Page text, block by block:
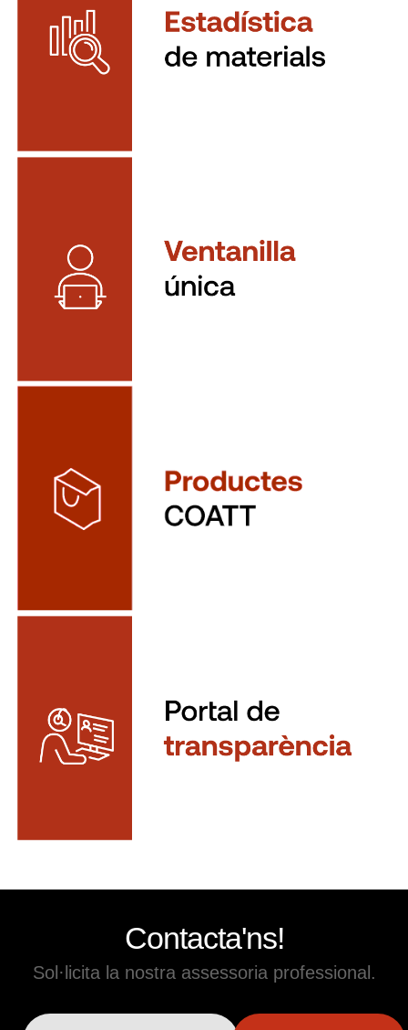
Contacta'ns!
Sol·licita la nostra assessoria professional.